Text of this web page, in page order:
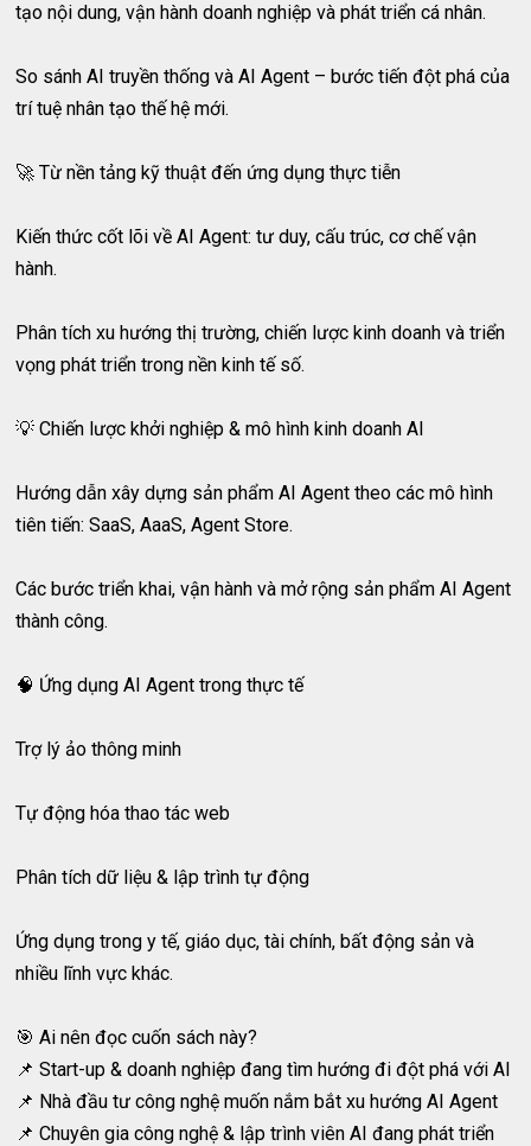
tạo nội dung, vận hành doanh nghiệp và phát triển cá nhân.
So sánh AI truyền thống và AI Agent – bước tiến đột phá của
trí tuệ nhân tạo thế hệ mới.
🚀 Từ nền tảng kỹ thuật đến ứng dụng thực tiễn
Kiến thức cốt lõi về AI Agent: tư duy, cấu trúc, cơ chế vận
hành.
Phân tích xu hướng thị trường, chiến lược kinh doanh và triển
vọng phát triển trong nền kinh tế số.
💡 Chiến lược khởi nghiệp & mô hình kinh doanh AI
Hướng dẫn xây dựng sản phẩm AI Agent theo các mô hình
tiên tiến: SaaS, AaaS, Agent Store.
Các bước triển khai, vận hành và mở rộng sản phẩm AI Agent
thành công.
🧠 Ứng dụng AI Agent trong thực tế
Trợ lý ảo thông minh
Tự động hóa thao tác web
Phân tích dữ liệu & lập trình tự động
Ứng dụng trong y tế, giáo dục, tài chính, bất động sản và
nhiều lĩnh vực khác.
🎯 Ai nên đọc cuốn sách này?
📌 Start-up & doanh nghiệp đang tìm hướng đi đột phá với AI
📌 Nhà đầu tư công nghệ muốn nắm bắt xu hướng AI Agent
📌 Chuyên gia công nghệ & lập trình viên AI đang phát triển